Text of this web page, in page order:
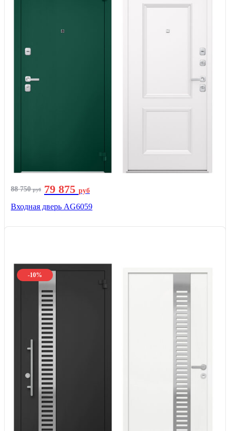
88 750руб 79 875 руб
Входная дверь AG6059
-10%